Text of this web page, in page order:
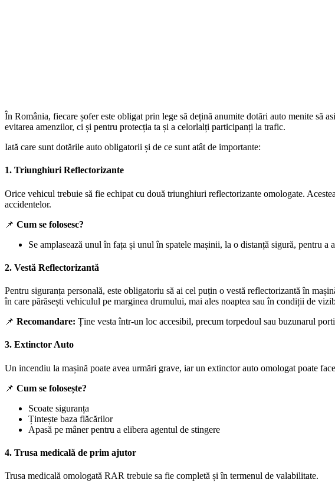
În România, fiecare șofer este obligat prin lege să dețină anumite dotări auto menite să
evitarea amenzilor, ci și pentru protecția ta și a celorlalți participanți la trafic.
Iată care sunt dotările auto obligatorii și de ce sunt atât de importante:
1. Triunghiuri Reflectorizante
Orice vehicul trebuie să fie echipat cu două triunghiuri reflectorizante omologate.
accidentelor.
📌 Cum se folosesc?
Se amplasează unul în fața și unul în spatele mașinii, la o distanță sigură, pentru a
2. Vestă Reflectorizantă
Pentru siguranța personală, este obligatoriu să ai cel puțin o vestă reflectorizantă în
în care părăsești vehiculul pe marginea drumului, mai ales noaptea sau în condiții de
📌 Recomandare: Ține vesta într-un loc accesibil, precum torpedoul sau buzunarul
3. Extinctor Auto
Un incendiu la mașină poate avea urmări grave, iar un extinctor auto omologat poate
📌 Cum se folosește?
Scoate siguranța
Țintește baza flăcărilor
Apasă pe mâner pentru a elibera agentul de stingere
4. Trusa medicală de prim ajutor
Trusa medicală omologată RAR trebuie sa fie completă și în termenul de valabilitate.